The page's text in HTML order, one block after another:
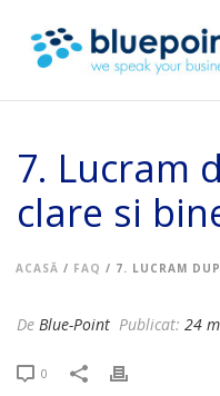
7. Lucram
clare si
ACASĂ / FAQ / 7. LUCRAM
De Blue-Point Publicat: 24
0